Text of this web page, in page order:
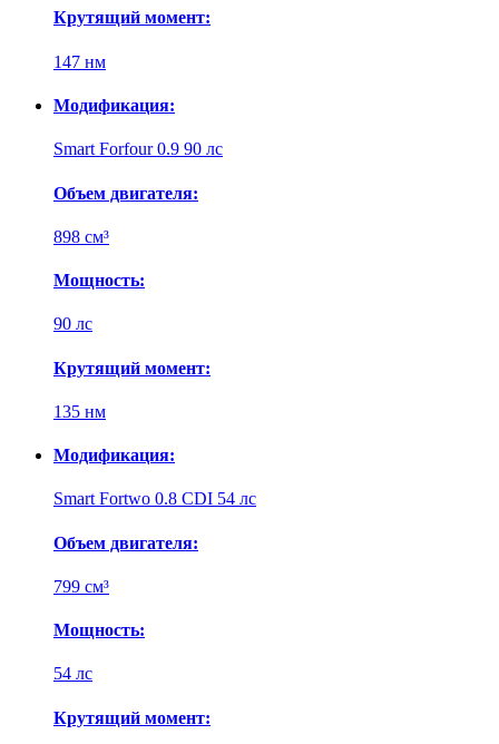
Крутящий момент:
147 нм
Модификация:
Smart Forfour 0.9 90 лс
Объем двигателя:
898 см³
Мощность:
90 лс
Крутящий момент:
135 нм
Модификация:
Smart Fortwo 0.8 CDI 54 лс
Объем двигателя:
799 см³
Мощность:
54 лс
Крутящий момент: